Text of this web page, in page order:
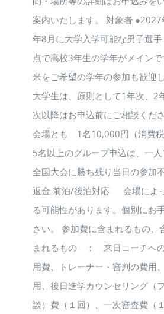
案内いたします。 対象者
年8月に大学入学可能な男子選
点で高校3年生の学年がメイン
米をご希望の学年の参加も歓迎
大学生は、原則として1年次、2
次以降はお申込前にご相談くだ
会場とも 1名10,000円（消費税
5名以上のグループ申込は、一
全国大会に勝ち残り当日の参加
返金 前泊/後泊対応 会場によ
る可能性があります。個別にお
さい。 参加費に含まれるもの、
まれるもの ： 来日コーチへ
用費、トレーナー・審判の費用
用、後日進学カウンセリング（
談）費（１回）、一次審査費（